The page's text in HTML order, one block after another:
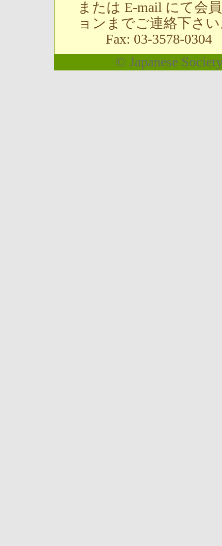
または E-mail にて会
ョンまでご連絡下さ
Fax: 03-3578-0304
© Japanese